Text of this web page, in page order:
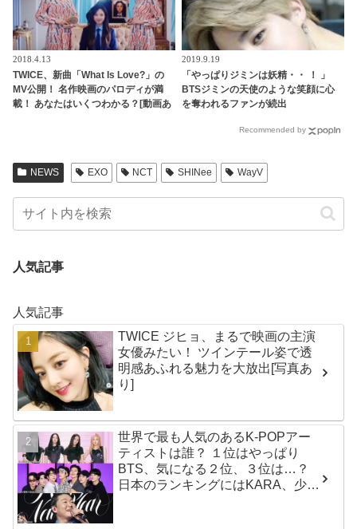
2018.4.13
TWICE、新曲「What Is Love?」の
MV公開！ 名作映画のパロディが満
載！ あなたはいくつわかる？[動画あ
2019.9.19
「やっぱりジミンは妖精・・ ！ 」
BTSジミンの天使のような笑顔に心
を奪われるファンが続出
Recommended by
NEWS EXO NCT SHINee WayV
人気記事
人気記事
TWICE ジヒョ、まるで映画の主演
女優みたい！ ツインテール姿で透
明感あふれる魅力を大放出[写真あ
り]
世界で最も人気のあるK-POPアー
ティストは誰？ １位はやっぱり
BTS、気になる２位、３位は…？
日本のランキングにはKARA、少女